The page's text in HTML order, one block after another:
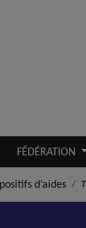
FÉDÉRATION
d’aides